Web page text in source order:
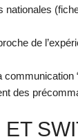
nationales
de
des